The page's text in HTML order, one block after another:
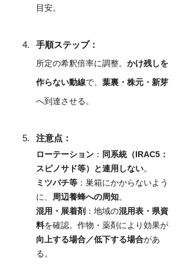
目安。
手順ステップ：
所定の希釈倍率に調整。 かけ残しを
作らない動線で、 葉裏・株元・新芽
へ到達させる。
注意点：
ローテーション ： 同系統（IRAC5：
スピノサド等）と連用しない。
ミツバチ等 ：巣箱にかからないよう
に、 周辺養蜂への周知。
混用・展着剤 ：地域の混用表・県資
料を確認。作物・薬剤により効果が
向上する場合／低下する場合があ
る。